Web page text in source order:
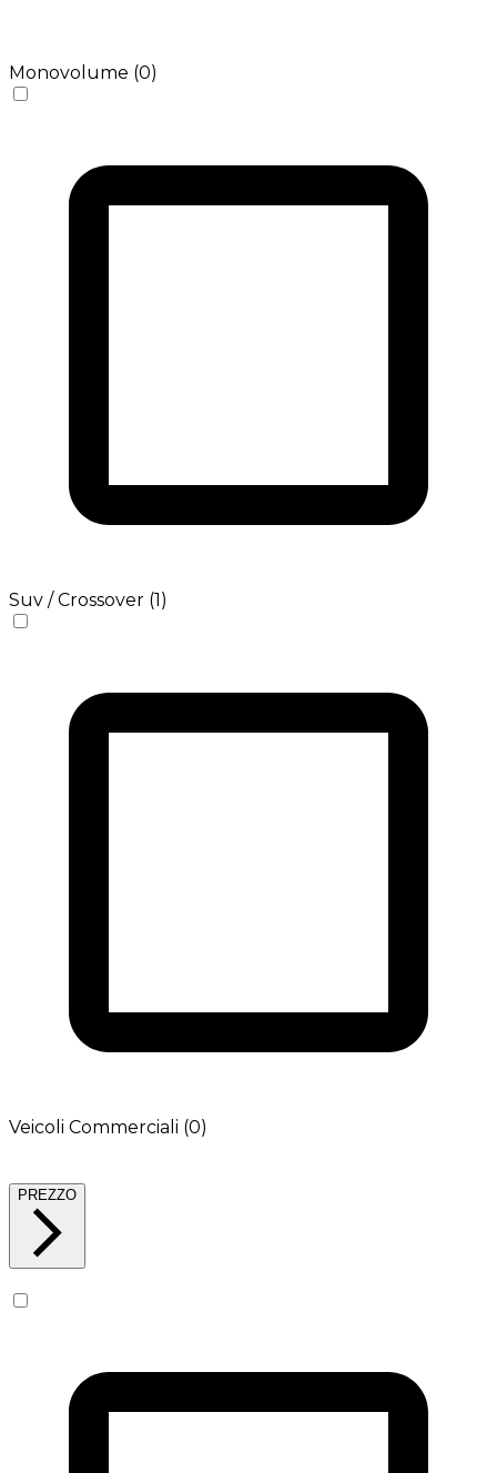
Monovolume (0)
Suv / Crossover (1)
Veicoli Commerciali (0)
PREZZO